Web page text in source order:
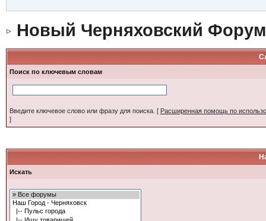
Новый Черняховский Форум
Поиск по ключевым словам
Введите ключевое слово или фразу для поиска. [ Расширенная помощь по
]
Искать